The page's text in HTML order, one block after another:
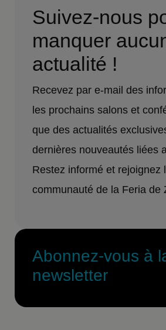
Suivez-nous
manquer
actualité !
Recevez par e-mail des
les prochains salons et
que des actualités
dernières nouveautés liées
Restez informé et rejoignez
communauté de la Feria de
Abonnez-vous à
newsletter